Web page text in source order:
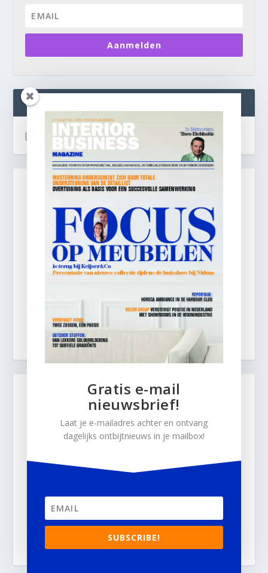
Aanmelden
INTERIOR BUSINESS LIVE:
[instagram-feed]
Gratis e-mail
nieuwsbrief!
Laat je e-mailadres achter en ontvang
dagelijks ontbijtnieuws in je mailbox!
SUBSCRIBE!